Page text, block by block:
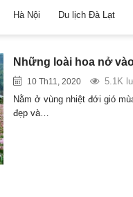
Hà Nội Du lịch Đà Lạt
Những loài hoa nở
10 Th11, 2020
5.1K
Nằm ở vùng nhiệt đới gió
đẹp và…